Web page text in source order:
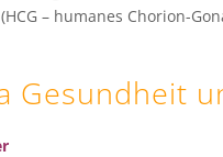
– humanes Chorion-
Gesundheit